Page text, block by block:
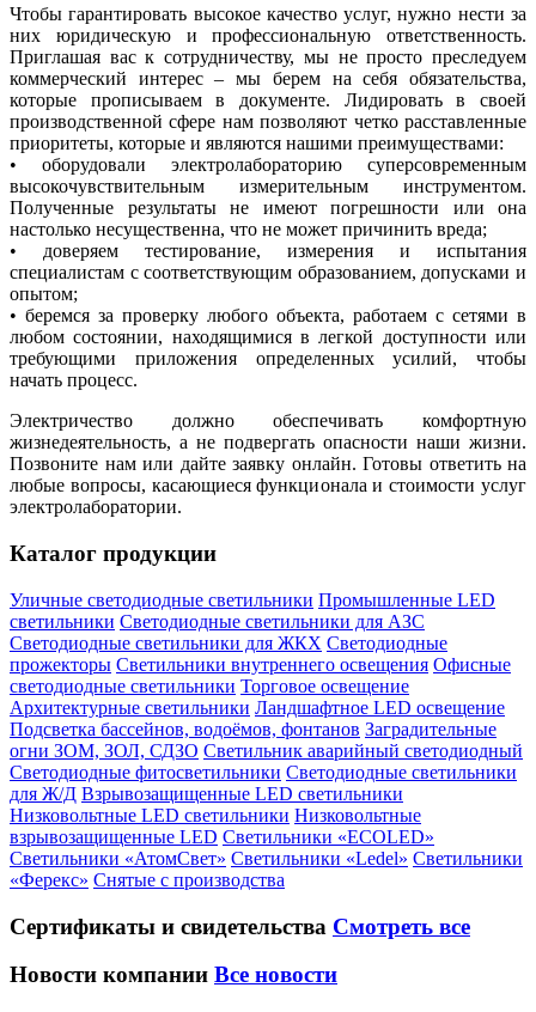
Чтобы гарантировать высокое качество услуг, нужно нести за
них юридическую и профессиональную ответственность.
Приглашая вас к сотрудничеству, мы не просто преследуем
коммерческий интерес – мы берем на себя обязательства,
которые прописываем в документе. Лидировать в своей
производственной сфере нам позволяют четко расставленные
приоритеты, которые и являются нашими преимуществами:
• оборудовали электролабораторию суперсовременным
высокочувствительным измерительным инструментом.
Полученные результаты не имеют погрешности или она
настолько несущественна, что не может причинить вреда;
• доверяем тестирование, измерения и испытания
специалистам с соответствующим образованием, допусками и
опытом;
• беремся за проверку любого объекта, работаем с сетями в
любом состоянии, находящимися в легкой доступности или
требующими приложения определенных усилий, чтобы
начать процесс.
Электричество должно обеспечивать комфортную
жизнедеятельность, а не подвергать опасности наши жизни.
Позвоните нам или дайте заявку онлайн. Готовы ответить на
любые вопросы, касающиеся функционала и стоимости услуг
электролаборатории.
Каталог продукции
Уличные светодиодные светильники Промышленные LED
светильники Светодиодные светильники для АЗС
Светодиодные светильники для ЖКХ Светодиодные
прожекторы Светильники внутреннего освещения Офисные
светодиодные светильники Торговое освещение
Архитектурные светильники Ландшафтное LED освещение
Подсветка бассейнов, водоёмов, фонтанов Заградительные
огни ЗОМ, ЗОЛ, СДЗО Светильник аварийный светодиодный
Светодиодные фитосветильники Светодиодные светильники
для Ж/Д Взрывозащищенные LED светильники
Низковольтные LED светильники Низковольтные
взрывозащищенные LED Светильники «ECOLED»
Светильники «АтомСвет» Светильники «Ledel» Светильники
«Ферекс» Снятые с производства
Сертификаты и свидетельства Смотреть все
Новости компании Все новости